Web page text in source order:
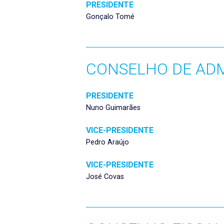
PRESIDENTE
Gonçalo Tomé
CONSELHO DE
PRESIDENTE
Nuno Guimarães
VICE-PRESIDENTE
Pedro Araújo
VICE-PRESIDENTE
José Covas